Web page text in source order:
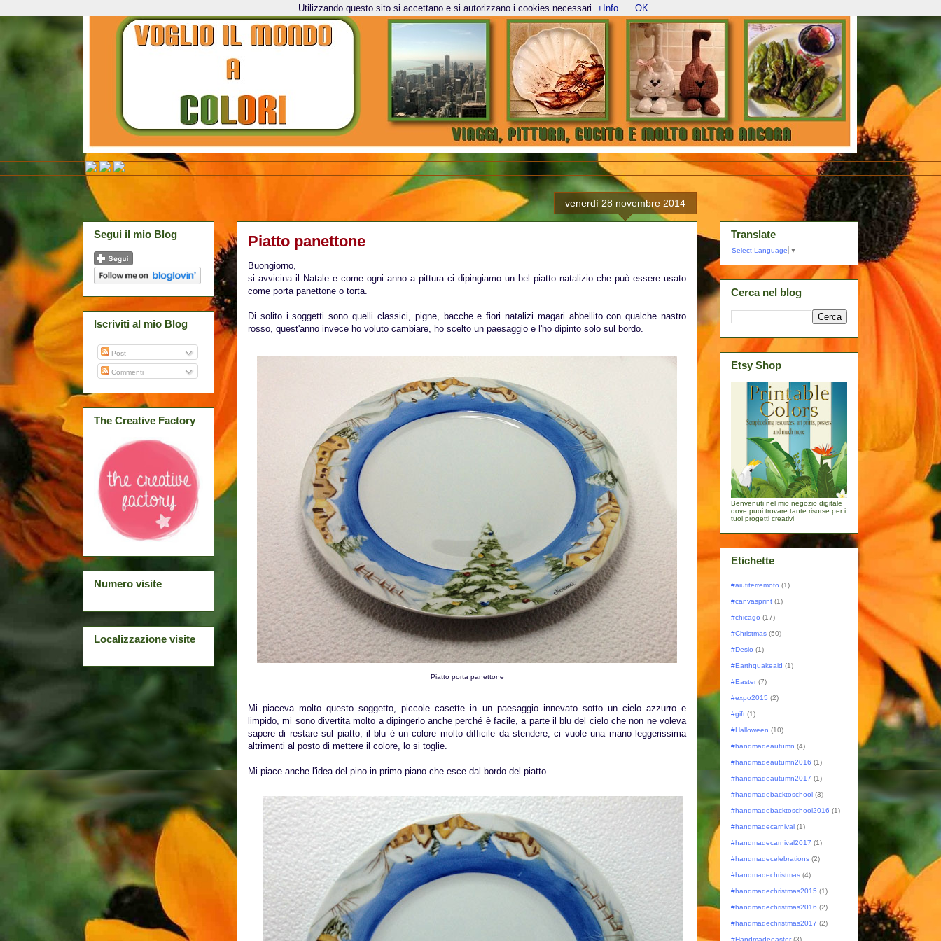
venerdì 28 novembre 2014
Piatto panettone
Buongiorno,
si avvicina il Natale e come ogni anno a pittura ci dipingiamo un bel piatto natalizio che può essere usato
come porta panettone o torta.
Di solito i soggetti sono quelli classici, pigne, bacche e fiori natalizi magari abbellito con qualche nastro
rosso, quest'anno invece ho voluto cambiare, ho scelto un paesaggio e l'ho dipinto solo sul bordo.
Piatto porta panettone
Mi piaceva molto questo soggetto, piccole casette in un paesaggio innevato sotto un cielo azzurro e
limpido, mi sono divertita molto a dipingerlo anche perché è facile, a parte il blu del cielo che non ne voleva
sapere di restare sul piatto, il blu è un colore molto difficile da stendere, ci vuole una mano leggerissima
altrimenti al posto di mettere il colore, lo si toglie.
Mi piace anche l'idea del pino in primo piano che esce dal bordo del piatto.
Segui il mio Blog
Iscriviti al mio Blog
Post
Commenti
The Creative Factory
Numero visite
Localizzazione visite
Translate
Select Language ▼
Cerca nel blog
Etsy Shop
Benvenuti nel mio negozio digitale
dove puoi trovare tante risorse per i
tuoi progetti creativi
Etichette
#aiutiterremoto (1)
#canvasprint (1)
#chicago (17)
#Christmas (50)
#Desio (1)
#Earthquakeaid (1)
#Easter (7)
#expo2015 (2)
#gift (1)
#Halloween (10)
#handmadeautumn (4)
#handmadeautumn2016 (1)
#handmadeautumn2017 (1)
#handmadebacktoschool (3)
#handmadebacktoschool2016 (1)
#handmadecarnival (1)
#handmadecarnival2017 (1)
#handmadecelebrations (2)
#handmadechristmas (4)
#handmadechristmas2015 (1)
#handmadechristmas2016 (2)
#handmadechristmas2017 (2)
#Handmadeeaster (3)
Utilizzando questo sito si accettano e si autorizzano i cookies necessari +Info OK